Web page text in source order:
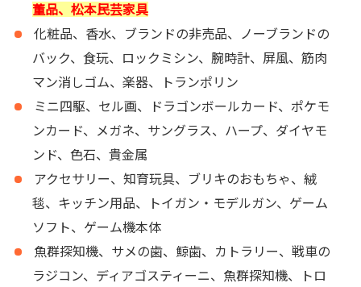
董品、松本民芸家具
化粧品、香水、ブランドの非売品、ノーブランドの
バック、食玩、ロックミシン、腕時計、屏風、筋肉
マン消しゴム、楽器、トランポリン
ミニ四駆、セル画、ドラゴンボールカード、ポケモ
ンカード、メガネ、サングラス、ハープ、ダイヤモ
ンド、色石、貴金属
アクセサリー、知育玩具、ブリキのおもちゃ、絨
毯、キッチン用品、トイガン・モデルガン、ゲーム
ソフト、ゲーム機本体
魚群探知機、サメの歯、鯨歯、カトラリー、戦車の
ラジコン、ディアゴスティーニ、魚群探知機、トロ